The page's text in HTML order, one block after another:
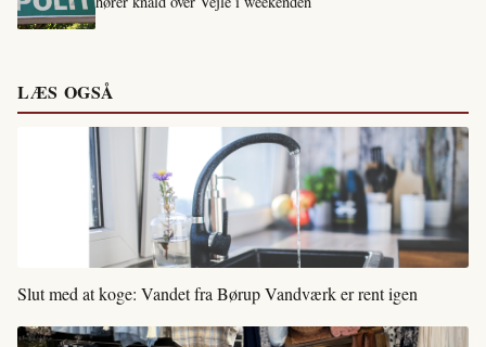
LÆS OGSÅ
Slut med at koge: Vandet fra Børup Vandværk er rent igen